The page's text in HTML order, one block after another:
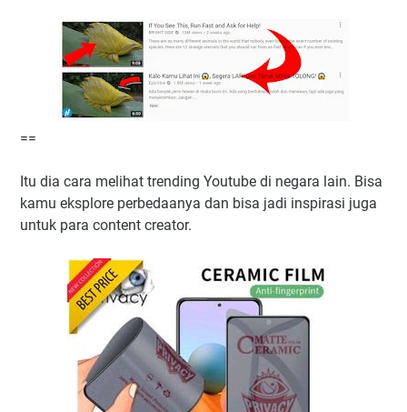
==
Itu dia cara melihat trending Youtube di negara lain. Bisa
kamu eksplore perbedaanya dan bisa jadi inspirasi juga
untuk para content creator.